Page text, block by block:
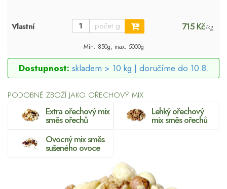
Vlastní 715 Kč/kg
Min. 850g, max. 5000g
Dostupnost: skladem > 10 kg | doručíme do 10.8.
PODOBNÉ ZBOŽÍ JAKO OŘECHOVÝ MIX
Extra ořechový mix
směs ořechů
Lehký ořechový
mix směs ořechů
Ovocný mix směs
sušeného ovoce